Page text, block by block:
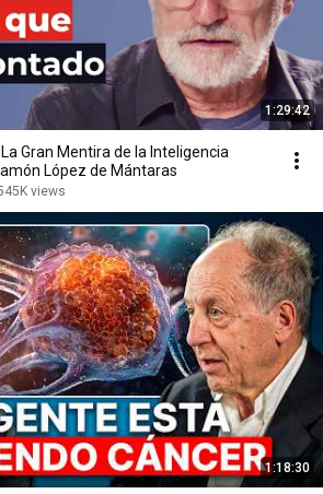
1:29:42
Gran Mentira de la Inteligencia
López de Mántaras
views
1:18:30